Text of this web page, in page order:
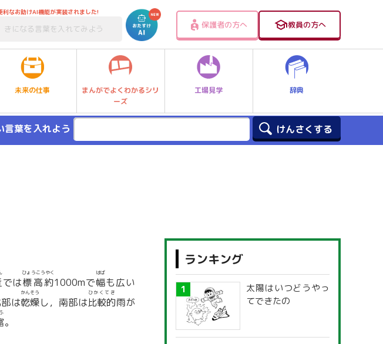
利なお助けAI機能が実装されました!
保護者の方へ 教員の方へ
未来の仕事
まんがでよくわかるシリ
ーズ
工場見学 辞典
言葉を入れよう
では標高約
ひょうこうやく
1000mで幅
はば
も広い
は乾燥
かんそう
し，南部は比較的
ひかくてき
雨が
。
ランキング
太陽はいつどうやっ
てできたの